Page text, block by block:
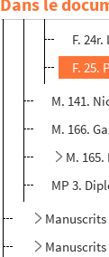
F.
F.
F. 25.
M. 141.
M. 166.
M.
MP 3.